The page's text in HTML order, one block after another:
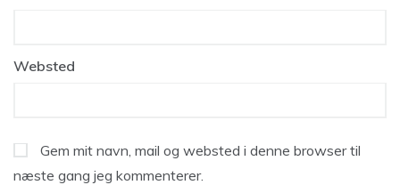
Websted
Gem mit navn, mail og websted i denne browser til
næste gang jeg kommenterer.